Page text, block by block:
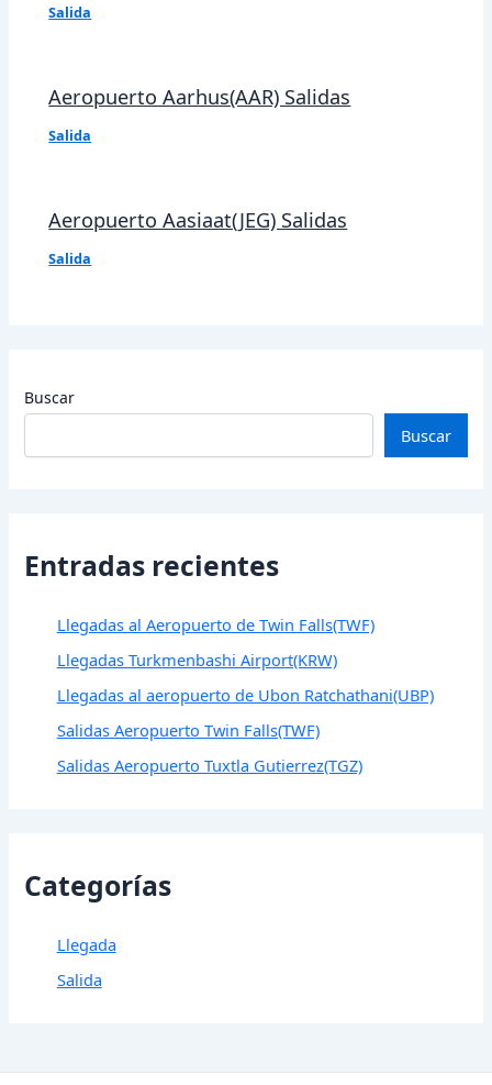
Salida
Aeropuerto Aarhus(AAR) Salidas
Salida
Aeropuerto Aasiaat(JEG) Salidas
Salida
Buscar
Buscar
Entradas recientes
Llegadas al Aeropuerto de Twin Falls(TWF)
Llegadas Turkmenbashi Airport(KRW)
Llegadas al aeropuerto de Ubon Ratchathani(UBP)
Salidas Aeropuerto Twin Falls(TWF)
Salidas Aeropuerto Tuxtla Gutierrez(TGZ)
Categorías
Llegada
Salida